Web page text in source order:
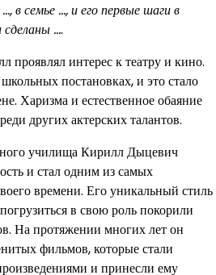
в семье …, и его первые шаги в
сделаны ….
проявлял интерес к театру и кино.
постановках, и это стало
Харизма и естественное обаяние
других актерских талантов.
училища Кирилл Дыцевич
и стал одним из самых
времени. Его уникальный стиль
в свою роль покорили
На протяжении многих лет он
фильмов, которые стали
и принесли ему